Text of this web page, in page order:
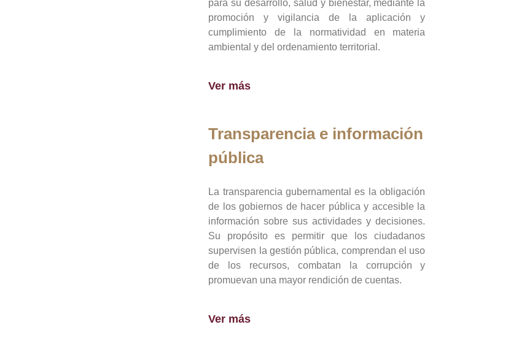
para su desarrollo, salud y bienestar, mediante la
promoción y vigilancia de la aplicación y
cumplimiento de la normatividad en materia
ambiental y del ordenamiento territorial.
Ver más
Transparencia e información
pública
La transparencia gubernamental es la obligación
de los gobiernos de hacer pública y accesible la
información sobre sus actividades y decisiones.
Su propósito es permitir que los ciudadanos
supervisen la gestión pública, comprendan el uso
de los recursos, combatan la corrupción y
promuevan una mayor rendición de cuentas.
Ver más